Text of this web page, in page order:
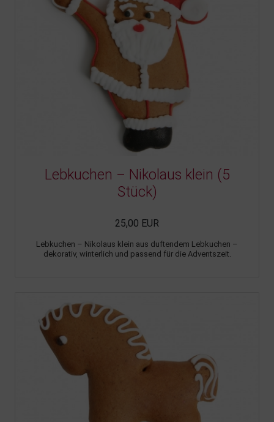
Lebkuchen – Nikolaus klein (5
Stück)
25,00 EUR
Lebkuchen – Nikolaus klein aus duftendem Lebkuchen –
dekorativ, winterlich und passend für die Adventszeit.